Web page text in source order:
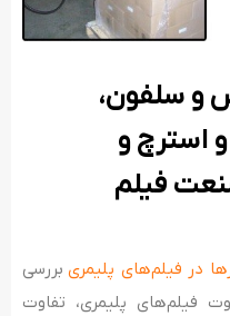
و سلفون،
استرچ و
فیلم
در فیلم‌های پلیمری بررسی
فیلم‌های پلیمری، تفاوت